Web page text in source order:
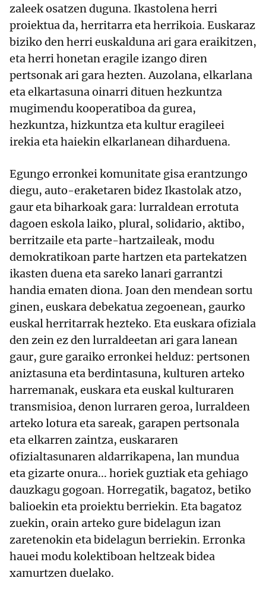
zaleek osatzen duguna. Ikastolena herri
proiektua da, herritarra eta herrikoia. Euskaraz
biziko den herri euskalduna ari gara eraikitzen,
eta herri honetan eragile izango diren
pertsonak ari gara hezten. Auzolana, elkarlana
eta elkartasuna oinarri dituen hezkuntza
mugimendu kooperatiboa da gurea,
hezkuntza, hizkuntza eta kultur eragileei
irekia eta haiekin elkarlanean diharduena.
Egungo erronkei komunitate gisa erantzungo
diegu, auto-eraketaren bidez Ikastolak atzo,
gaur eta biharkoak gara: lurraldean errotuta
dagoen eskola laiko, plural, solidario, aktibo,
berritzaile eta parte-hartzaileak, modu
demokratikoan parte hartzen eta partekatzen
ikasten duena eta sareko lanari garrantzi
handia ematen diona. Joan den mendean sortu
ginen, euskara debekatua zegoenean, gaurko
euskal herritarrak hezteko. Eta euskara ofiziala
den zein ez den lurraldeetan ari gara lanean
gaur, gure garaiko erronkei helduz: pertsonen
aniztasuna eta berdintasuna, kulturen arteko
harremanak, euskara eta euskal kulturaren
transmisioa, denon lurraren geroa, lurraldeen
arteko lotura eta sareak, garapen pertsonala
eta elkarren zaintza, euskararen
ofizialtasunaren aldarrikapena, lan mundua
eta gizarte onura... horiek guztiak eta gehiago
dauzkagu gogoan. Horregatik, bagatoz, betiko
balioekin eta proiektu berriekin. Eta bagatoz
zuekin, orain arteko gure bidelagun izan
zaretenokin eta bidelagun berriekin. Erronka
hauei modu kolektiboan heltzeak bidea
xamurtzen duelako.